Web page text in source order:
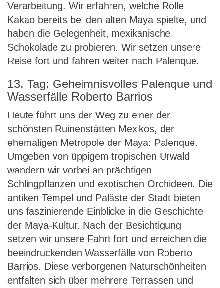
Verarbeitung. Wir erfahren, welche Rolle
Kakao bereits bei den alten Maya spielte, und
haben die Gelegenheit, mexikanische
Schokolade zu probieren. Wir setzen unsere
Reise fort und fahren weiter nach Palenque.
13. Tag: Geheimnisvolles Palenque und
Wasserfälle Roberto Barrios
Heute führt uns der Weg zu einer der
schönsten Ruinenstätten Mexikos, der
ehemaligen Metropole der Maya: Palenque.
Umgeben von üppigem tropischen Urwald
wandern wir vorbei an prächtigen
Schlingpflanzen und exotischen Orchideen. Die
antiken Tempel und Paläste der Stadt bieten
uns faszinierende Einblicke in die Geschichte
der Maya-Kultur. Nach der Besichtigung
setzen wir unsere Fahrt fort und erreichen die
beeindruckenden Wasserfälle von Roberto
Barrios. Diese verborgenen Naturschönheiten
entfalten sich über mehrere Terrassen und